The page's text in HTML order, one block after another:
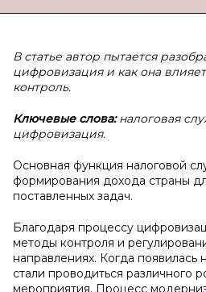
В статье автор пытается
цифровизация и как она
контроль.
Ключевые слова:налоговая
цифровизация.
Основная функция налоговой
формирования дохода страны
поставленных задач.
Благодаря процессу
методы контроля и
направлениях. Когда появилась
стали проводиться различного
мероприятия. Процесс